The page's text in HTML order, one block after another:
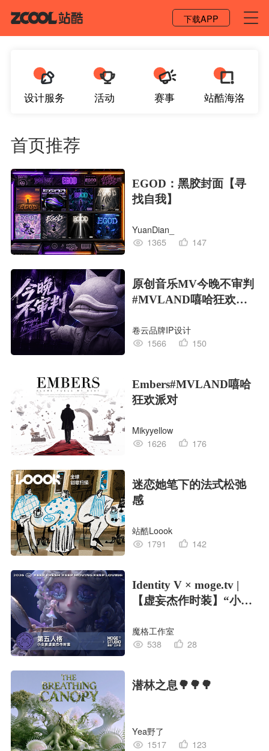
下载APP
设计服务 活动 赛事 站酷海洛
首页推荐
EGOD：黑胶封面【寻
找自我】
YuanDian_
1365
147
原创音乐MV今晚不审判
#MVLAND嘻哈狂欢派
卷云品牌IP设计
1566
150
Embers#MVLAND嘻哈
狂欢派对
Mikyyellow
1626
176
迷恋她笔下的法式松弛
感
站酷Loook
1791
142
Identity V × moge.tv |
【虚妄杰作时装】“小女
魔格工作室
538
28
潜林之息🌳🌳🌳
Yea野了
1517
123